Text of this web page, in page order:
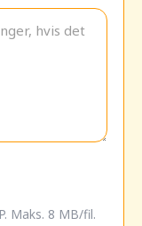
Maks. 8 MB/fil.